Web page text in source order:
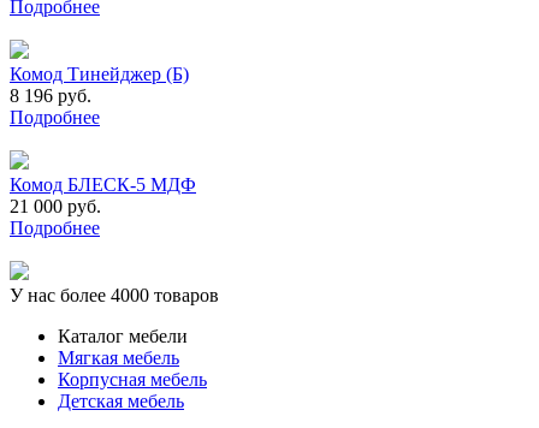
Подробнее
Комод Тинейджер (Б)
8 196 руб.
Подробнее
Комод БЛЕСК-5 МДФ
21 000 руб.
Подробнее
У нас более 4000 товаров
Каталог мебели
Мягкая мебель
Корпусная мебель
Детская мебель